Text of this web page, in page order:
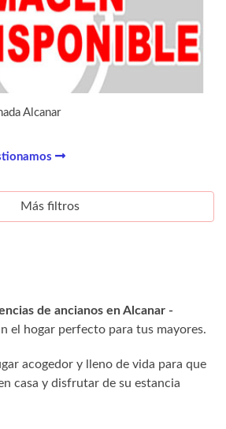
Alcanar
Más filtros
de ancianos en Alcanar -
el hogar perfecto para tus mayores.
acogedor y lleno de vida para que
casa y disfrutar de su estancia